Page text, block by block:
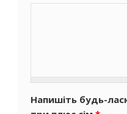
Напишіть будь-